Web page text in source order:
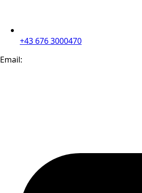
+43 676 3000470
Email: